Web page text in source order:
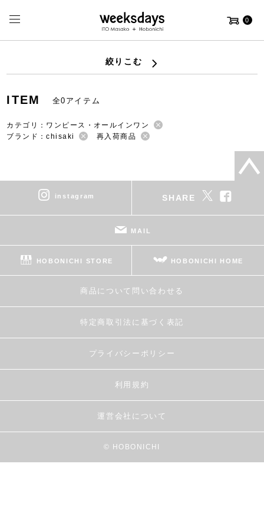
0
絞りこむ
ITEM 全0アイテム
カテゴリ：ワンピース・オールインワン
ブランド：chisaki
再入荷商品
instagram SHARE
MAIL
HOBONICHI STORE HOBONICHI HOME
商品について問い合わせる
特定商取引法に基づく表記
プライバシーポリシー
利用規約
運営会社について
© HOBONICHI